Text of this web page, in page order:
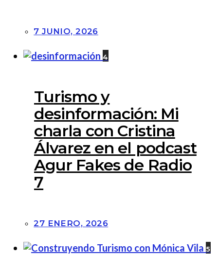
7 JUNIO, 2026
4
Turismo y
desinformación: Mi
charla con Cristina
Álvarez en el podcast
Agur Fakes de Radio
7
27 ENERO, 2026
5